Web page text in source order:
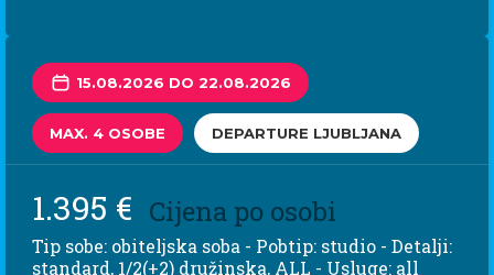
15.08.2026 DO 22.08.2026
MAX. 4 OSOBE DEPARTURE LJUBLJANA
1.395 € Cijena po osobi
Tip sobe: obiteljska soba - Pobtip: studio - Detalji:
standard, 1/2(+2) družinska, ALL - Usluge: all